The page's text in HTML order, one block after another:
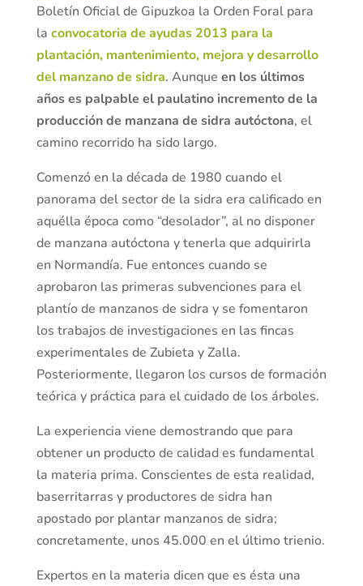
Boletín Oficial de Gipuzkoa la Orden Foral para
la convocatoria de ayudas 2013 para la
plantación, mantenimiento, mejora y desarrollo
del manzano de sidra. Aunque en los últimos
años es palpable el paulatino incremento de la
producción de manzana de sidra autóctona, el
camino recorrido ha sido largo.
Comenzó en la década de 1980 cuando el
panorama del sector de la sidra era calificado en
aquélla época como “desolador”, al no disponer
de manzana autóctona y tenerla que adquirirla
en Normandía. Fue entonces cuando se
aprobaron las primeras subvenciones para el
plantío de manzanos de sidra y se fomentaron
los trabajos de investigaciones en las fincas
experimentales de Zubieta y Zalla.
Posteriormente, llegaron los cursos de formación
teórica y práctica para el cuidado de los árboles.
La experiencia viene demostrando que para
obtener un producto de calidad es fundamental
la materia prima. Conscientes de esta realidad,
baserritarras y productores de sidra han
apostado por plantar manzanos de sidra;
concretamente, unos 45.000 en el último trienio.
Expertos en la materia dicen que es ésta una